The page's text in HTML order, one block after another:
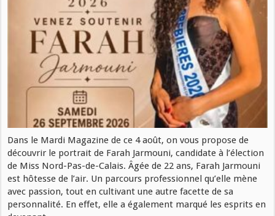
Dans le Mardi Magazine de ce 4 août, on vous propose de
découvrir le portrait de Farah Jarmouni, candidate à l’élection
de Miss Nord-Pas-de-Calais. Âgée de 22 ans, Farah Jarmouni
est hôtesse de l’air. Un parcours professionnel qu’elle mène
avec passion, tout en cultivant une autre facette de sa
personnalité. En effet, elle a également marqué les esprits en